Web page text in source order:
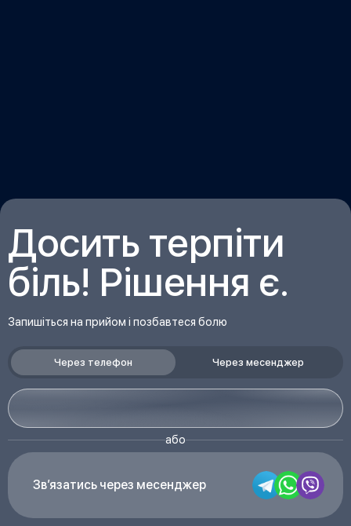
Досить терпіти
біль! Рішення є.
Запишіться на прийом і позбавтеся болю
Через телефон Через месенджер
або
Звʼязатись через месенджер